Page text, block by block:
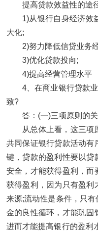
提高贷款效益性的途
1)从银行自身经济效
大化;
2)努力降低信贷业务
3)优化贷款投向;
4)提高经营管理水平
4、在商业银行贷款
致?
答：(一)三项原则的
从总体上看，这三项
共同保证银行贷款活动有
键，贷款的盈利性要以贷
安全，才能获得盈利，而
获得盈利，因为只有盈利
来源;流动性是条件，只
金的良性循环，才能巩固
进而才能提高银行的盈利